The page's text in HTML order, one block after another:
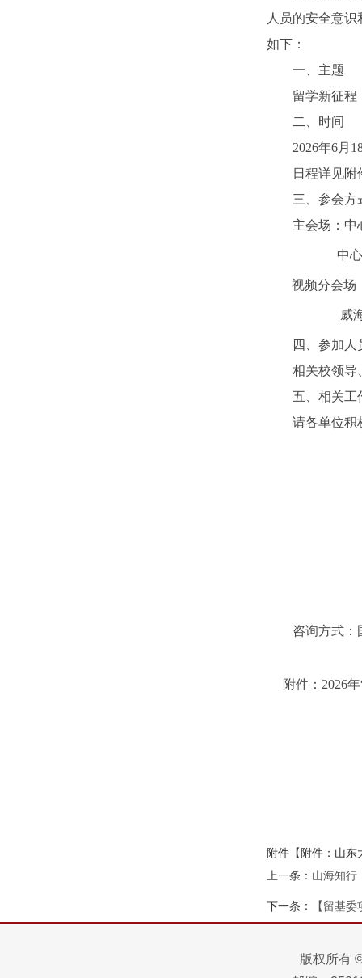
人员的安全意
如下：
一、主题
留学新征程
二、时间
2026年6月
日程详见附
三、参会方
主会场：中
中心校区
视频分会场
威
四、参加人
相关校领导
五、相关工
请各单位积
咨询方式：国
附件：2026
附件【 附件：山东
上一条： 山海知行
下一条： 【留基
版权所有